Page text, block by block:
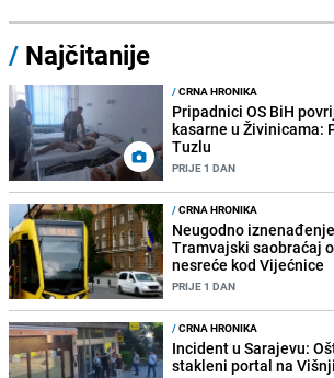
/ Najčitanije
/CRNA HRONIKA
Pripadnici OS BiH
kasarne u Živinicama:
Tuzlu
PRIJE 1 DAN
/CRNA HRONIKA
Neugodno
Tramvajski saobraćaj
nesreće kod Vijećnice
PRIJE 1 DAN
/CRNA HRONIKA
Incident u Sarajevu:
stakleni portal na